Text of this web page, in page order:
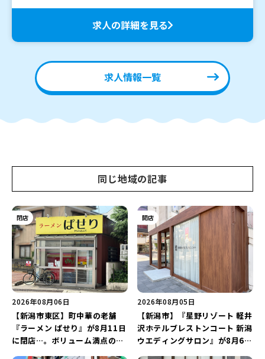
求人の詳細を見る
求人情報一覧
同じ地域の記事
閉店
2026年08月06日
【新潟市東区】町中華の老舗
『ラーメン ぱせり』が8月11日
に閉店…。ボリューム満点の名
開店
2026年08月05日
【新潟市】『星野リゾート 軽井
沢ホテルブレストンコート 新潟
ウエディングサロン』が8月6日